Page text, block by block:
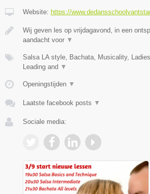
Website: https://
Wij geven les op vrijdagavond, in een
aandacht voor ▼
Salsa LA style, Bachata, Musicality,
Leading and ▼
Openingstijden ▼
Laatste facebook posts ▼
Sociale media: